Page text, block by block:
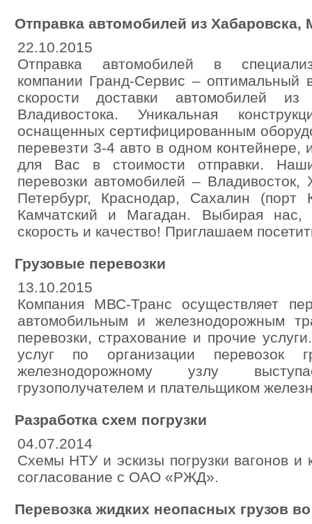
Отправка автомобилей из
22.10.2015
Отправка автомобилей в
компании Гранд-Сервис – оптимальный
скорости доставки автомобилей
Владивостока. Уникальная
оснащенных сертифицированным
перевезти 3-4 авто в одном контейнере,
для Вас в стоимости отправки.
перевозки автомобилей – Владивосток,
Петербург, Краснодар, Сахалин (порт
Камчатский и Магадан. Выбирая
скорость и качество! Приглашаем
Грузовые перевозки
13.10.2015
Компания МВС-Транс осуществляет
автомобильным и железнодорожным
перевозки, страхование и прочие
услуг по организации перевозок
железнодорожному узлу
грузополучателем и плательщиком
Разработка схем погрузки
04.07.2014
Схемы НТУ и эскизы погрузки вагонов и
согласование с ОАО «РЖД».
Перевозка жидких неопасных грузов